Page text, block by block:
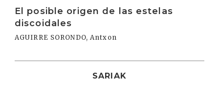
El posible origen de las estelas
discoidales
AGUIRRE SORONDO, Antxon
SARIAK